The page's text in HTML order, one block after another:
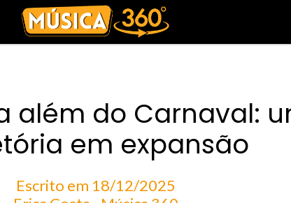
além do Carnaval:
em expansão
Escrito em 18/12/2025